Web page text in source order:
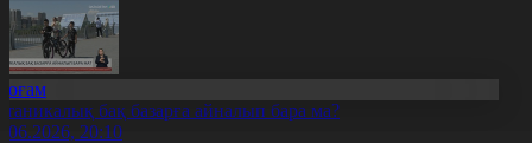
бақ базарға айналып бара ма?
20:10